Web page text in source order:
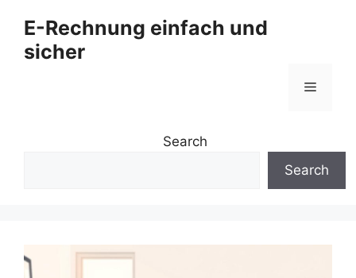
Inhalt
springen
E-Rechnung einfach und
sicher
Menü
Search
Search